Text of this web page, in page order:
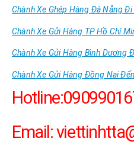
Chành Xe Ghép Hàng Đà Nẵng
Chành Xe Gửi Hàng TP Hồ Chí
Chành Xe Gửi Hàng Bình Dương
Chành Xe Gửi Hàng Đồng Nai
Email: